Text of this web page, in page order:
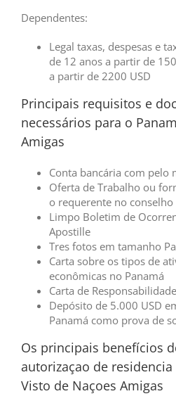
Dependentes:
Legal taxas, despesas e
de 12 anos a partir de
a partir de 2200 USD
Principais requisitos e
necessários para o
Amigas
Conta bancária com pelo
Oferta de Trabalho ou
o requerente no
Limpo Boletim de
Apostille
Tres fotos em tamanho
Carta sobre os tipos de
econômicas no Panamá
Carta de
Depósito de 5.000 USD
Panamá como prova de
Os principais benefícios
autorizaçao de
Visto de Naçoes Amigas